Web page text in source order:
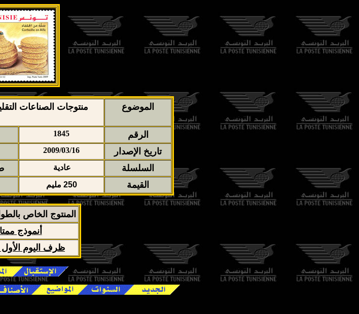
منتوجات الصناعات
الموضوع
1845 الرقم
2009/03/16 تاريخ الإصدار
عادية السلسلة
250 مليم القيمة
المنتوج الخاص
أنموذج
ظرف اليوم الأول